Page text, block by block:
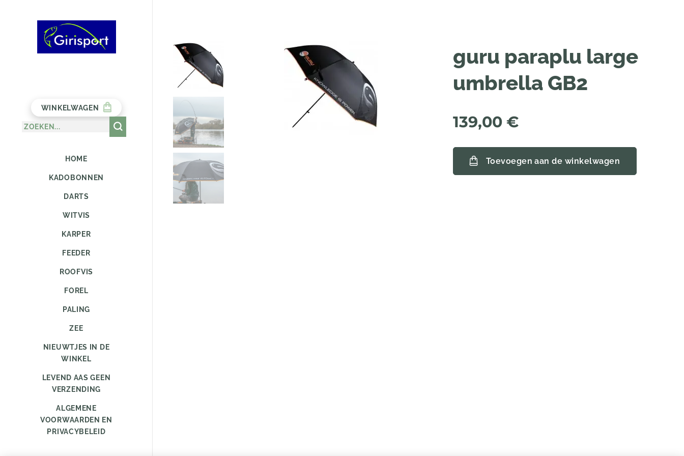
WINKELWAGEN
HOME
KADOBONNEN
DARTS
WITVIS
KARPER
FEEDER
ROOFVIS
FOREL
PALING
ZEE
NIEUWTJES IN DE
WINKEL
LEVEND AAS GEEN
VERZENDING
ALGEMENE
VOORWAARDEN EN
PRIVACYBELEID
guru paraplu large
umbrella GB2
139,00 €
Toevoegen aan de winkelwagen